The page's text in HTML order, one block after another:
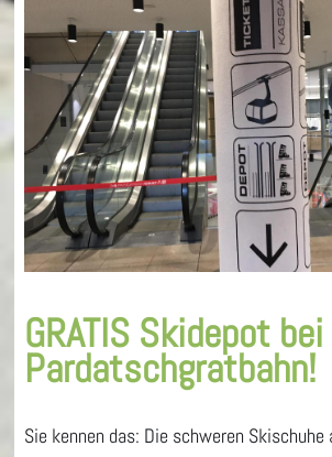
GRATIS Skidepot
Pardatschgratbahn!
Sie kennen das: Die schweren Skischuhe